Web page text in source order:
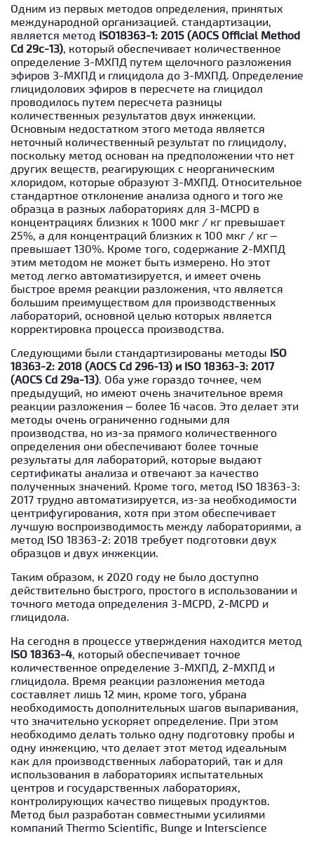
Одним из первых методов определения, принятых
международной организацией. стандартизации,
является метод ISO18363-1: 2015 (AOCS Official Method
Cd 29c-13) , который обеспечивает количественное
определение 3-МХПД путем щелочного разложения
эфиров 3-МХПД и глицидола до 3-МХПД. Определение
глицидолових эфиров в пересчете на глицидол
проводилось путем пересчета разницы
количественных результатов двух инжекции.
Основным недостатком этого метода является
неточный количественный результат по глицидолу,
поскольку метод основан на предположении что нет
других веществ, реагирующих с неорганическим
хлоридом, которые образуют 3-МХПД. Относительное
стандартное отклонение анализа одного и того же
образца в разных лабораториях для 3-MCPD в
концентрациях близких к 1000 мкг / кг превышает
25%, а для концентраций близких к 100 мкг / кг –
превышает 130%. Кроме того, содержание 2-МХПД
этим методом не может быть измерено. Но этот
метод легко автоматизируется, и имеет очень
быстрое время реакции разложения, что является
большим преимуществом для производственных
лабораторий, основной целью которых является
корректировка процесса производства.
Следующими были стандартизированы методы ISO
18363-2: 2018 (AOCS Cd 296-13) и ISO 18363-3: 2017
(AOCS Cd 29а-13) . Оба уже гораздо точнее, чем
предыдущий, но имеют очень значительное время
реакции разложения – более 16 часов. Это делает эти
методы очень ограниченно годными для
производства, но из-за прямого количественного
определения они обеспечивают более точные
результаты для лабораторий, которые выдают
сертификаты анализа и отвечают за качество
полученных значений. Кроме того, метод ISO 18363-3:
2017 трудно автоматизируется, из-за необходимости
центрифугирования, хотя при этом обеспечивает
лучшую воспроизводимость между лабораториями, а
метод ISO 18363-2: 2018 требует подготовки двух
образцов и двух инжекции.
Таким образом, к 2020 году не было доступно
действительно быстрого, простого в использовании и
точного метода определения 3-MCPD, 2-MCPD и
глицидола.
На сегодня в процессе утверждения находится метод
ISO 18363-4 , который обеспечивает точное
количественное определение 3-МХПД, 2-МХПД и
глицидола. Время реакции разложения метода
составляет лишь 12 мин, кроме того, убрана
необходимость дополнительных шагов выпаривания,
что значительно ускоряет определение. При этом
необходимо делать только одну подготовку пробы и
одну инжекцию, что делает этот метод идеальным
как для производственных лабораторий, так и для
использования в лабораториях испытательных
центров и государственных лабораториях,
контролирующих качество пищевых продуктов.
Метод был разработан совместными усилиями
компаний Thermo Scientific, Bunge и Interscience